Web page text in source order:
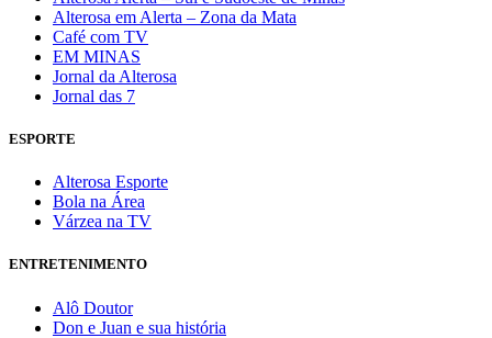
Alterosa em Alerta – Zona da Mata
Café com TV
EM MINAS
Jornal da Alterosa
Jornal das 7
ESPORTE
Alterosa Esporte
Bola na Área
Várzea na TV
ENTRETENIMENTO
Alô Doutor
Don e Juan e sua história